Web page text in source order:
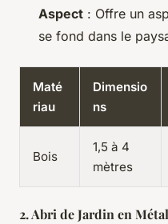
Aspect : Offre un
se fond dans le
Maté
riau
Dimensio
ns
Bois
1,5 à 4
mètres
2. Abri de Jardin en Métal